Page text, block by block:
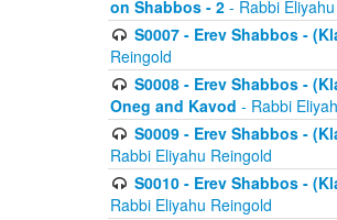
on Shabbos - 2 - Rabbi
S0007 - Erev Shabbos -
Reingold
S0008 - Erev Shabbos -
Oneg and Kavod - Rabbi
S0009 - Erev Shabbos -
Rabbi Eliyahu Reingold
S0010 - Erev Shabbos -
Rabbi Eliyahu Reingold